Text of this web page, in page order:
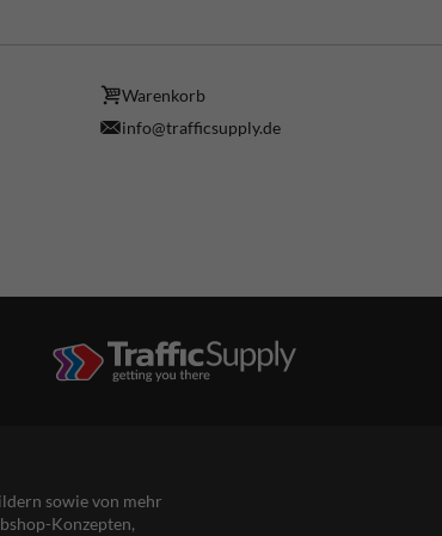
Warenkorb
info@trafficsupply.de
sowie von mehr
Konzepten,